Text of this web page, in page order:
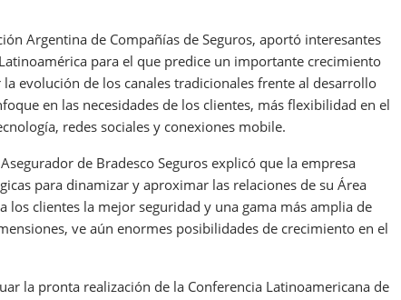
Argentina de Compañías de Seguros, aportó interesantes
para el que predice un importante crecimiento
evolución de los canales tradicionales frente al desarrollo
en las necesidades de los clientes, más flexibilidad en el
redes sociales y conexiones mobile.
de Bradesco Seguros explicó que la empresa
para dinamizar y aproximar las relaciones de su Área
los clientes la mejor seguridad y una gama más amplia de
ve aún enormes posibilidades de crecimiento en el
la pronta realización de la Conferencia Latinoamericana de